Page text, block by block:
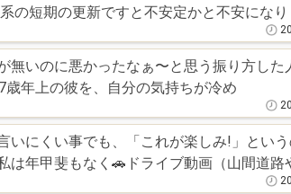
の短期の更新ですと不安定かと不安になり
無いのに悪かったなぁ〜と思う振り方した
年上の彼を、自分の気持ちが冷め
いにくい事でも、「これが楽しみ!」とい
ドライブ動画（山間道路や